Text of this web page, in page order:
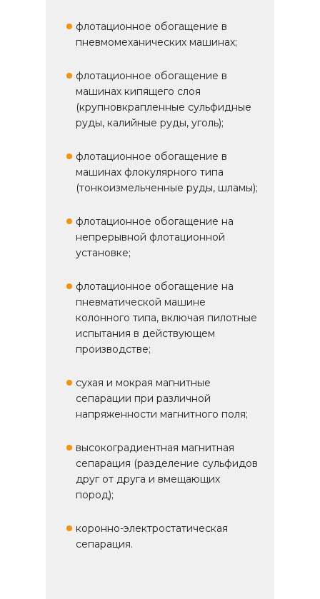
флотационное обогащение в
пневмомеханических машинах;
флотационное обогащение в
машинах кипящего слоя
(крупновкрапленные сульфидные
руды, калийные руды, уголь);
флотационное обогащение в
машинах флокулярного типа
(тонкоизмельченные руды, шламы);
флотационное обогащение на
непрерывной флотационной
установке;
флотационное обогащение на
пневматической машине
колонного типа, включая пилотные
испытания в действующем
производстве;
сухая и мокрая магнитные
сепарации при различной
напряженности магнитного поля;
высокоградиентная магнитная
сепарация (разделение сульфидов
друг от друга и вмещающих
пород);
коронно-электростатическая
сепарация.